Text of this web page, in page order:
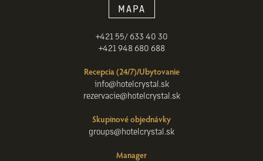
MAPA
+421 55/ 633 40 30
+421 948 680 688
Recepcia (24/7)/Ubytovanie
info@hotelcrystal.sk
rezervacie@hotelcrystal.sk
Skupinové objednávky
groups@hotelcrystal.sk
Manager